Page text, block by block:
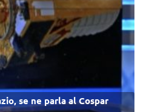
se ne parla al Cospar